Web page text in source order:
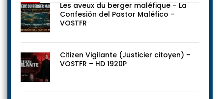
Les aveux du berger maléfique – La
Confesión del Pastor Maléfico –
VOSTFR
Citizen Vigilante (Justicier citoyen) –
VOSTFR – HD 1920P